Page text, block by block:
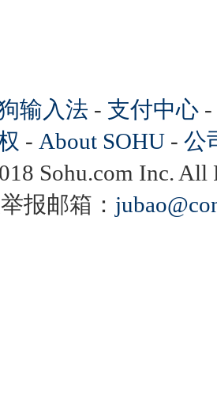
输入法 - 支付中心 -
- About SOHU - 公
Sohu.com Inc.
报邮箱：